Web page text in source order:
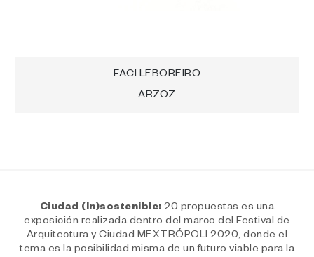
Navegación
FACI LEBOREIRO
ARZOZ
Ciudad (In)sostenible: 20 propuestas es una
exposición realizada dentro del marco del Festival de
Arquitectura y Ciudad MEXTRÓPOLI 2020, donde el
tema es la posibilidad misma de un futuro viable para la